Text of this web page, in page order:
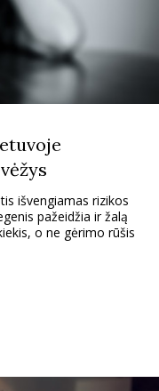
išvengiamas rizikos
pažeidžia ir žalą
o ne gėrimo rūšis